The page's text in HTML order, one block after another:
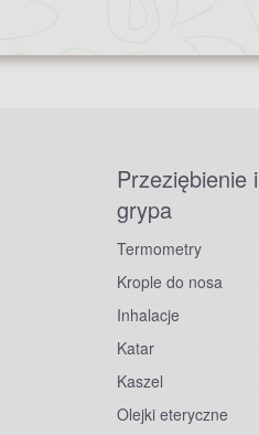
Przeziębienie i
grypa
Termometry
Krople do nosa
Inhalacje
Katar
Kaszel
Olejki eteryczne